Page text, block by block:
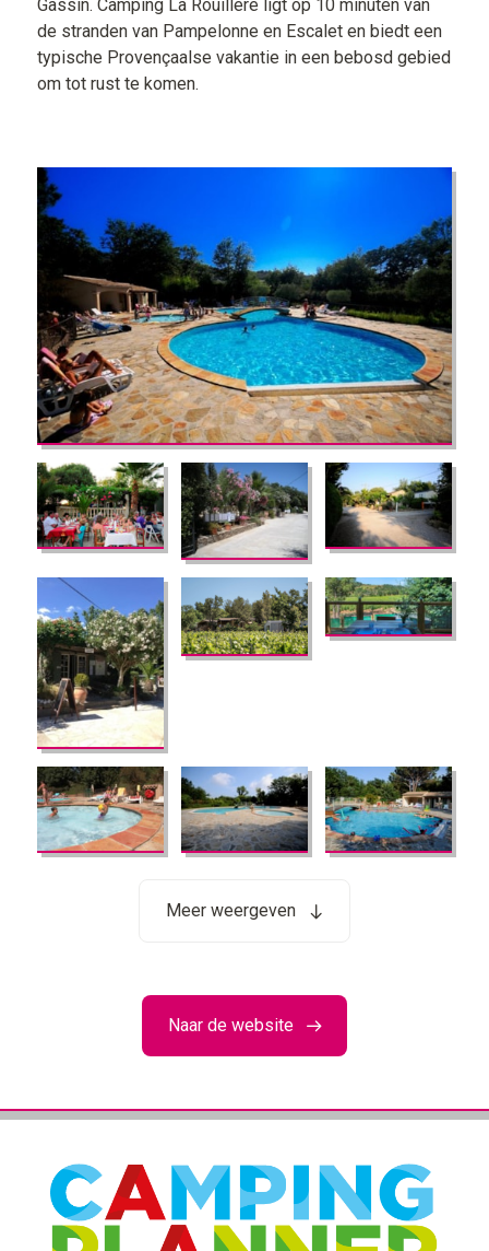
Gassin. Camping La Rouillere ligt op 10 minuten van
de stranden van Pampelonne en Escalet en biedt een
typische Provençaalse vakantie in een bebosd gebied
om tot rust te komen.
Meer weergeven
Naar de website